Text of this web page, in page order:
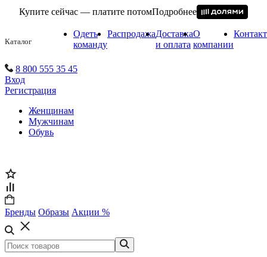
Купите сейчас — платите потомПодробнее
Каталог
Одеть
команду
РаспродажаДоставка
и оплата
О
компании
8 800 555 35 45
Вход
Регистрация
Женщинам
Мужчинам
Обувь
Бренды Образы Акции %